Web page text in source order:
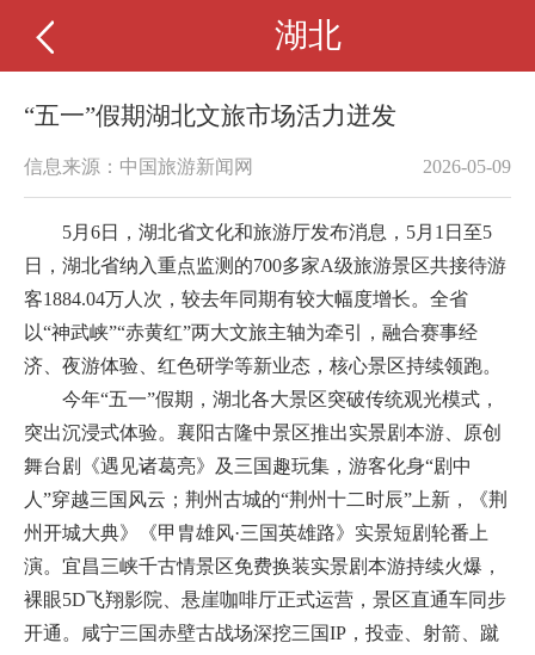
湖北
“五一”假期湖北文旅市场活力迸发
信息来源：中国旅游新闻网 2026-05-09
5月6日，湖北省文化和旅游厅发布消息，5月1日至5
日，湖北省纳入重点监测的700多家A级旅游景区共接待游
客1884.04万人次，较去年同期有较大幅度增长。全省
以“神武峡”“赤黄红”两大文旅主轴为牵引，融合赛事经
济、夜游体验、红色研学等新业态，核心景区持续领跑。
今年“五一”假期，湖北各大景区突破传统观光模式，
突出沉浸式体验。襄阳古隆中景区推出实景剧本游、原创
舞台剧《遇见诸葛亮》及三国趣玩集，游客化身“剧中
人”穿越三国风云；荆州古城的“荆州十二时辰”上新，《荆
州开城大典》《甲胄雄风·三国英雄路》实景短剧轮番上
演。宜昌三峡千古情景区免费换装实景剧本游持续火爆，
裸眼5D飞翔影院、悬崖咖啡厅正式运营，景区直通车同步
开通。咸宁三国赤壁古战场深挖三国IP，投壶、射箭、蹴